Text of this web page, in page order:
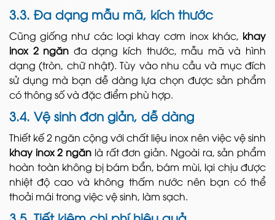
3.3. Đa dạng mẫu mã, kích thước
Cũng giống như các loại khay cơm inox khác, khay
inox 2 ngăn đa dạng kích thước, mẫu mã và hình
dạng (tròn, chữ nhật). Tùy vào nhu cầu và mục đích
sử dụng mà bạn dễ dàng lựa chọn được sản phẩm
có thông số và đặc điểm phù hợp.
3.4. Vệ sinh đơn giản, dễ dàng
Thiết kế 2 ngăn cộng với chất liệu inox nên việc vệ sinh
khay inox 2 ngăn là rất đơn giản. Ngoài ra, sản phẩm
hoàn toàn không bị bám bẩn, bám mùi, lại chịu được
nhiệt độ cao và không thấm nước nên bạn có thể
thoải mái trong việc vệ sinh, làm sạch.